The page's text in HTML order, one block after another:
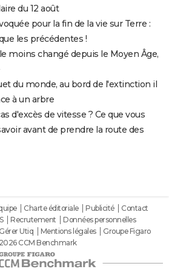
du 12 août
pour la fin de la vie sur Terre :
les précédentes !
moins changé depuis le Moyen Âge,
du monde, au bord de l'extinction il
à un arbre
d'excès de vitesse ? Ce que vous
avant de prendre la route des
Charte éditoriale Publicité
Contact
Recrutement
Données personnelles
Gérer Utiq Mentions légales
Groupe Figaro
CCM Benchmark